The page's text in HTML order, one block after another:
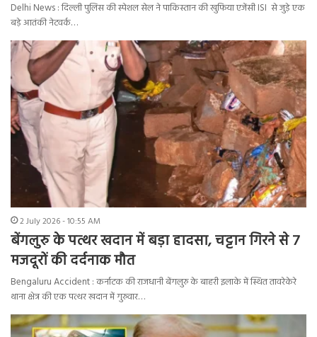
Delhi News : दिल्ली पुलिस की स्पेशल सेल ने पाकिस्तान की खुफिया एजेंसी ISI से जुड़े एक
बड़े आतंकी नेटवर्क…
2 July 2026 - 10:55 AM
बेंगलुरु के पत्थर खदान में बड़ा हादसा, चट्टान गिरने से 7
मजदूरों की दर्दनाक मौत
Bengaluru Accident : कर्नाटक की राजधानी बेंगलुरु के बाहरी इलाके में स्थित तावरेकेरे
थाना क्षेत्र की एक पत्थर खदान में गुरुवार…